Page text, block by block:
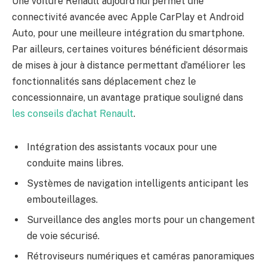
connectivité avancée avec Apple CarPlay et Android
Auto, pour une meilleure intégration du smartphone.
Par ailleurs, certaines voitures bénéficient désormais
de mises à jour à distance permettant d’améliorer les
fonctionnalités sans déplacement chez le
concessionnaire, un avantage pratique souligné dans
les conseils d’achat Renault.
Intégration des assistants vocaux pour une
conduite mains libres.
Systèmes de navigation intelligents anticipant les
embouteillages.
Surveillance des angles morts pour un changement
de voie sécurisé.
Rétroviseurs numériques et caméras panoramiques